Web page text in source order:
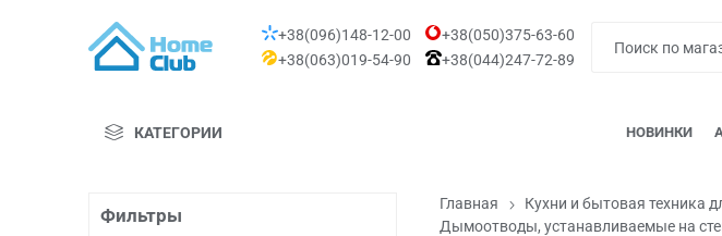
+38(096)148-12-00
+38(050)375-63-60
+38(063)019-54-90
+38(044)247-72-89
КАТЕГОРИИ НОВИНКИ
Фильтры
Главная Кухни и бытовая техника
Дымоотводы, устанавливаемые на